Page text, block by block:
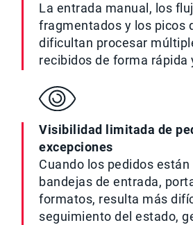
La entrada manual, los
fragmentados y los picos
dificultan procesar
recibidos de forma rápida
Visibilidad limitada de
excepciones
Cuando los pedidos
bandejas de entrada,
formatos, resulta más
seguimiento del estado,